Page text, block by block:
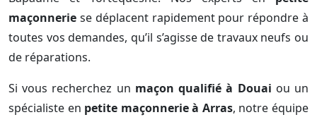
maçonnerie se déplacent rapidement pour répondre à
toutes vos demandes, qu’il s’agisse de travaux neufs ou
de réparations.
Si vous recherchez un maçon qualifié à Douai ou un
spécialiste en petite maçonnerie à Arras, notre équipe